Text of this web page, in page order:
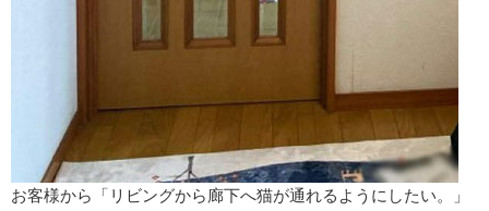
お客様から「リビングから廊下へ猫が通れるようにしたい。」